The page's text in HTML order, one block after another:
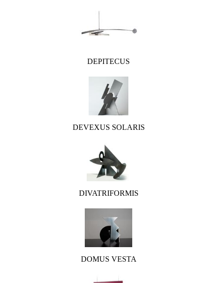
DEPITECUS
DEVEXUS SOLARIS
DIVATRIFORMIS
DOMUS VESTA